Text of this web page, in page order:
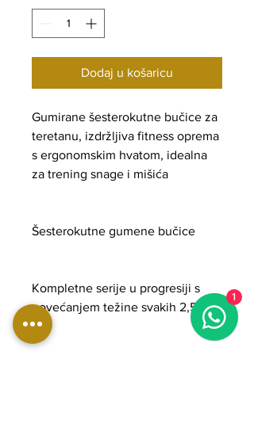
Dodaj u košaricu
Gumirane šesterokutne bučice za
teretanu, izdržljiva fitness oprema
s ergonomskim hvatom, idealna
za trening snage i mišića
Šesterokutne gumene bučice
Kompletne serije u progresiji s
povećanjem težine svakih 2,5 kg:
1